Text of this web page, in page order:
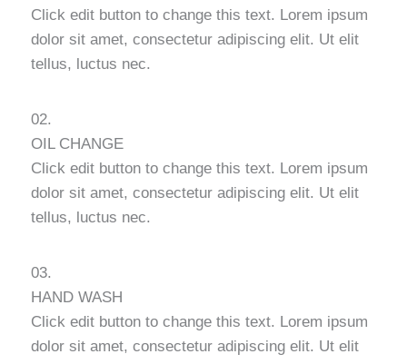
Click edit button to change this text. Lorem ipsum
dolor sit amet, consectetur adipiscing elit. Ut elit
tellus, luctus nec.
02.
OIL CHANGE
Click edit button to change this text. Lorem ipsum
dolor sit amet, consectetur adipiscing elit. Ut elit
tellus, luctus nec.
03.
HAND WASH
Click edit button to change this text. Lorem ipsum
dolor sit amet, consectetur adipiscing elit. Ut elit